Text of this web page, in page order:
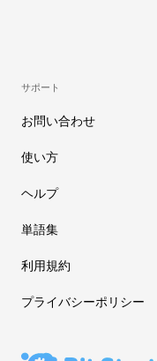
サポート
お問い合わせ
使い方
ヘルプ
単語集
利用規約
プライバシーポリシー